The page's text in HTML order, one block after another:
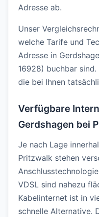
Adresse ab.
Unser
welche Tarife und
Adresse in
16928) buchbar
die bei Ihnen
Verfügbare
Gerdshagen bei
Je nach Lage
Pritzwalk stehen
VDSL sind nahezu
Kabelinternet ist in
schnelle Alternative.